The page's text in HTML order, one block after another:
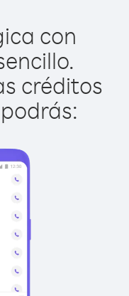
con
créditos